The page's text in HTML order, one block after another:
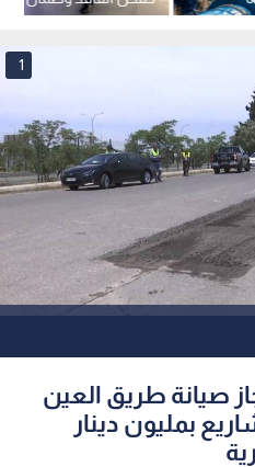
لمحافظات الجنوب
1
صيانة طريق العين
بمليون دينار